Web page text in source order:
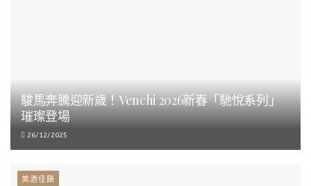
駿馬奔騰迎新歲！Venchi 2026新春「馳悅系列」
璀璨登場
26/12/2025
美酒佳餚